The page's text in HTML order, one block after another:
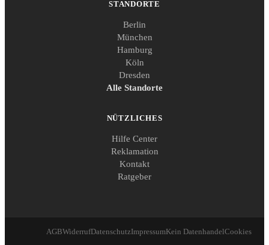
STANDORTE
Berlin
München
Hamburg
Köln
Dresden
Alle Standorte
NÜTZLICHES
Hilfe Center
Reklamation
Kontakt
Ratgeber
AGBWiderrufDatenschutzImpressumKein DatenhandelCookies